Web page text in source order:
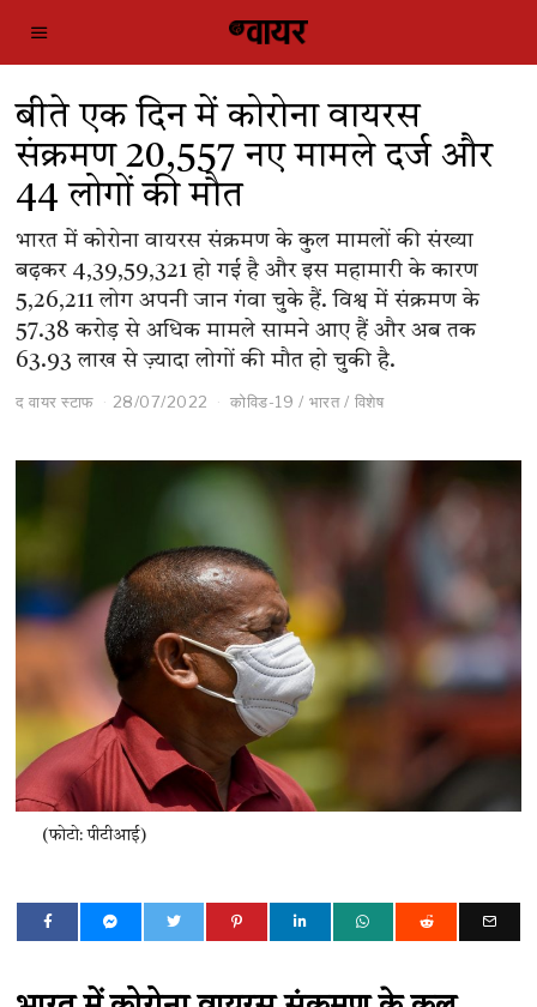
बीते एक दिन में कोरोना वायरस
संक्रमण 20,557 नए मामले दर्ज और
44 लोगों की मौत
भारत में कोरोना वायरस संक्रमण के कुल मामलों की संख्या
बढ़कर 4,39,59,321 हो गई है और इस महामारी के कारण
5,26,211 लोग अपनी जान गंवा चुके हैं. विश्व में संक्रमण के
57.38 करोड़ से अधिक मामले सामने आए हैं और अब तक
63.93 लाख से ज़्यादा लोगों की मौत हो चुकी है.
द वायर स्टाफ 28/07/2022 कोविड-19 / भारत / विशेष
(फोटो: पीटीआई)